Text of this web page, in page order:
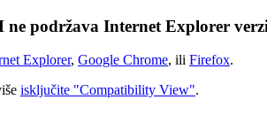
ne podržava Internet Explorer
Explorer, Google Chrome, ili Firefox.
isključite "Compatibility View".